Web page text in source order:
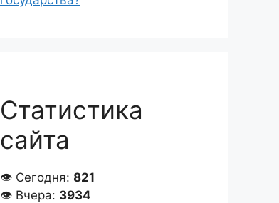
Статистика
сайта
👁 Сегодня: 821
👁 Вчера: 3934